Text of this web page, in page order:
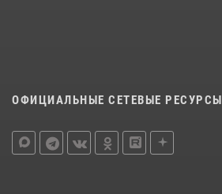
ОФИЦИАЛЬНЫЕ СЕТЕВЫЕ РЕСУРСЫ